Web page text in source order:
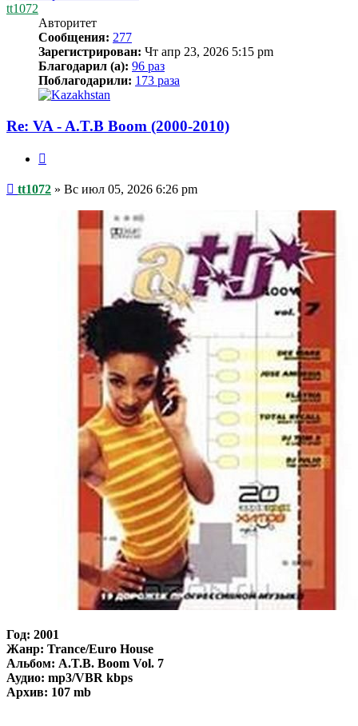
tt1072
Авторитет
Сообщения: 277
Зарегистрирован: Чт апр 23, 2026 5:15 pm
Благодарил (а): 96 раз
Поблагодарили: 173 раза
Re: VA - A.T.B Boom (2000-2010)
Сообщение
tt1072 » Вс июл 05, 2026 6:26 pm
Год: 2001
Жанр: Trance/Euro House
Альбом: A.T.B. Boom Vol. 7
Аудио: mp3/VBR kbps
Архив: 107 mb